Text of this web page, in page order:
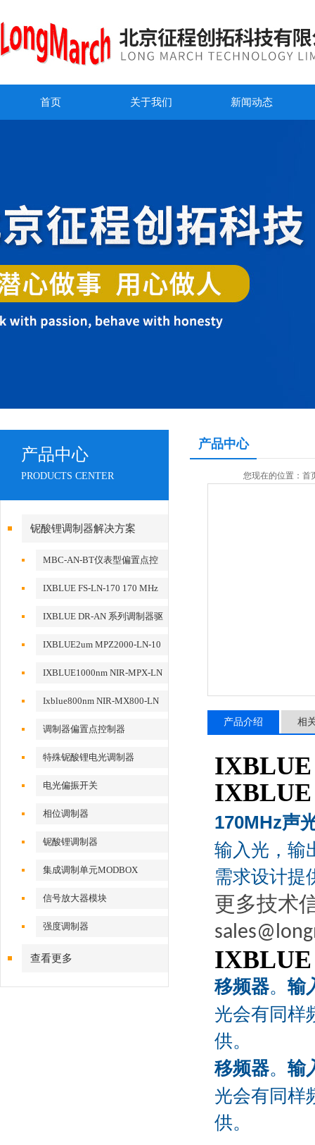
首页 关于我们 新闻动态
产品中心
PRODUCTS CENTER
铌酸锂调制器解决方案
MBC-AN-BT仪表型偏置点控
IXBLUE FS-LN-170 170 MHz
IXBLUE DR-AN 系列调制器驱
IXBLUE2um MPZ2000-LN-10
IXBLUE1000nm NIR-MPX-LN
Ixblue800nm NIR-MX800-LN
系列强度调制器
调制器偏置点控制器
特殊铌酸锂电光调制器
电光偏振开关
相位调制器
铌酸锂调制器
集成调制单元MODBOX
信号放大器模块
强度调制器
查看更多
产品中心
您现在的位置： 首
产品介绍 相
IXBLUE
IXBLUE
170MHz声
输入光，输
需求设计提
更多技术
IXBLUE
移频器。 输
光会有同样
供。
移频器。 输
光会有同样
供。